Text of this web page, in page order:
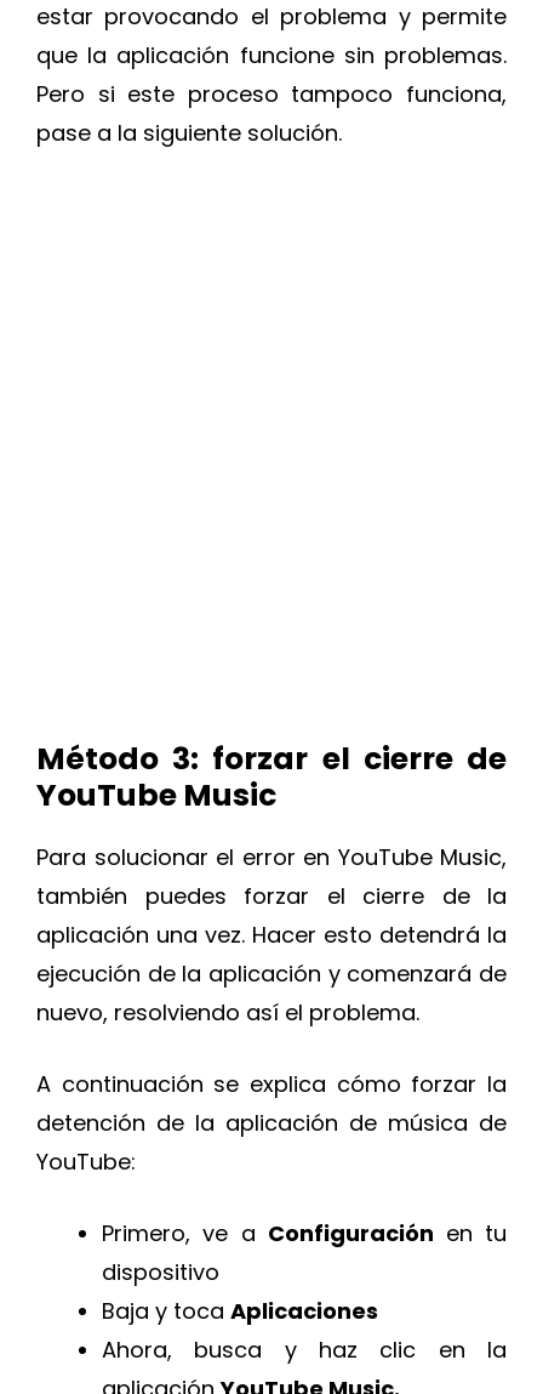
estar provocando el problema y permite
que la aplicación funcione sin problemas.
Pero si este proceso tampoco funciona,
pase a la siguiente solución.
Método 3: forzar el cierre de
YouTube Music
Para solucionar el error en YouTube Music,
también puedes forzar el cierre de la
aplicación una vez. Hacer esto detendrá la
ejecución de la aplicación y comenzará de
nuevo, resolviendo así el problema.
A continuación se explica cómo forzar la
detención de la aplicación de música de
YouTube:
Primero, ve a Configuración en tu
dispositivo
Baja y toca Aplicaciones
Ahora, busca y haz clic en la